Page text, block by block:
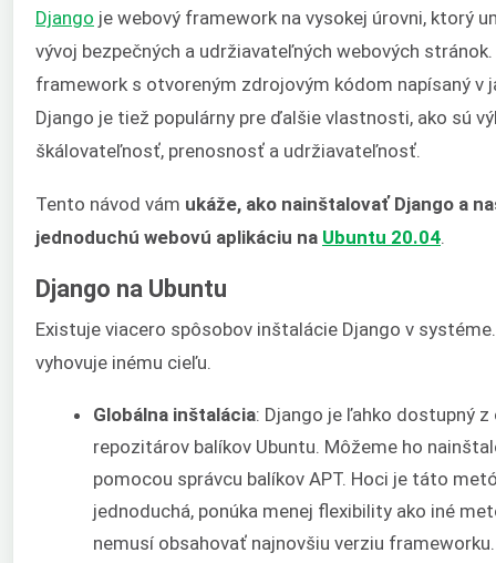
Django je webový framework na vysokej úrovni, ktorý
vývoj bezpečných a udržiavateľných webových
framework s otvoreným zdrojovým kódom napísaný v
Django je tiež populárny pre ďalšie vlastnosti, ako sú
škálovateľnosť, prenosnosť a udržiavateľnosť.
Tento návod vám ukáže, ako nainštalovať Django a
jednoduchú webovú aplikáciu na Ubuntu 20.04.
Django na Ubuntu
Existuje viacero spôsobov inštalácie Django v
vyhovuje inému cieľu.
Globálna inštalácia: Django je ľahko dostupný
repozitárov balíkov Ubuntu. Môžeme ho
pomocou správcu balíkov APT. Hoci je táto
jednoduchá, ponúka menej flexibility ako iné
nemusí obsahovať najnovšiu verziu frameworku.